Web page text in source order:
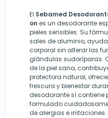
El Sebamed
on es un desodorante
pieles sensibles. Su
sales de aluminio,
corporal sin alterar las
glándulas sudoríparas.
de la piel sana,
protectora natural,
frescura y bienestar
desodorante sí contiene
formulado
de alergias e irritaciones.